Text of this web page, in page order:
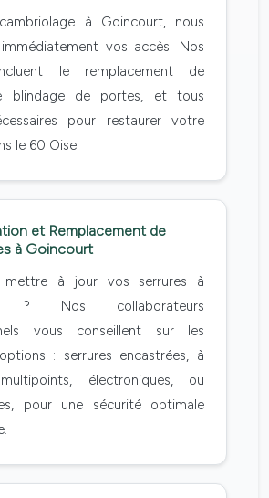
à Goincourt, nous
vos accès. Nos
le remplacement de
blindage de portes, et tous
pour restaurer votre
le 60 Oise.
et Remplacement de
à Goincourt
mettre à jour vos serrures à
? Nos collaborateurs
vous conseillent sur les
: serrures encastrées, à
électroniques, ou
pour une sécurité optimale